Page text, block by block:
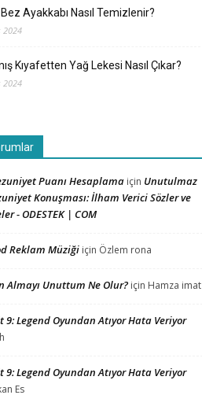
Ayakkabı Nasıl Temizlenir?
2024
Kıyafetten Yağ Lekesi Nasıl Çıkar?
2024
Puanı Hesaplama için Unutulmaz
Konuşması: İlham Verici Sözler ve
- ODESTEK | COM
Reklam Müziği için Özlem rona
Almayı Unuttum Ne Olur? için Hamza imat
9: Legend Oyundan Atıyor Hata Veriyor
9: Legend Oyundan Atıyor Hata Veriyor
Es